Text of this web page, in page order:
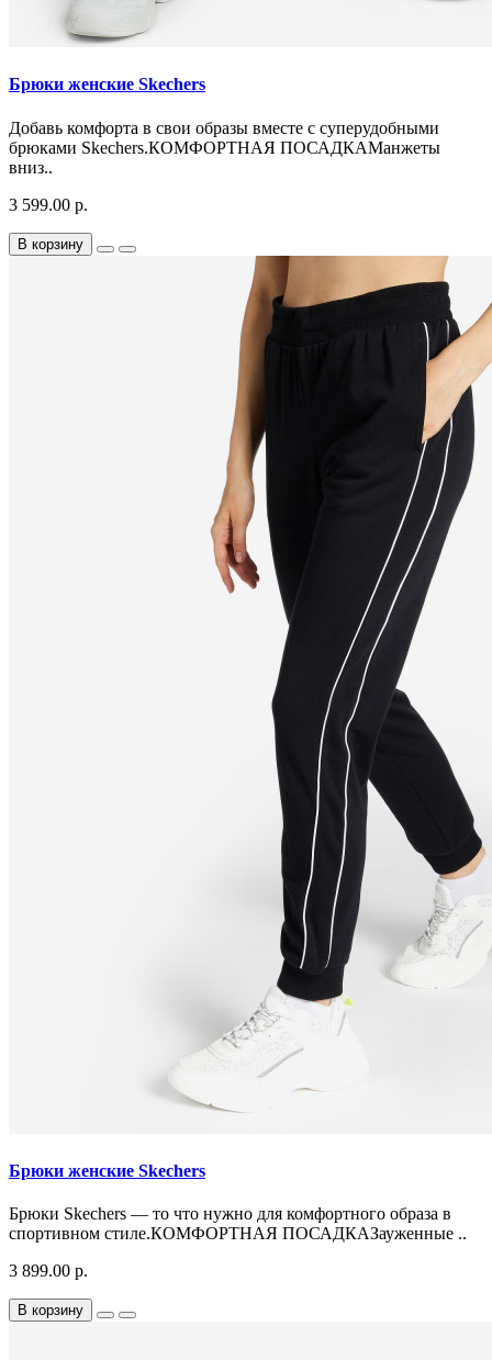
Брюки женские Skechers
Добавь комфорта в свои образы вместе с суперудобными
брюками Skechers.КОМФОРТНАЯ ПОСАДКАМанжеты
вниз..
3 599.00 р.
В корзину
Брюки женские Skechers
Брюки Skechers — то что нужно для комфортного образа в
спортивном стиле.КОМФОРТНАЯ ПОСАДКАЗауженные ..
3 899.00 р.
В корзину